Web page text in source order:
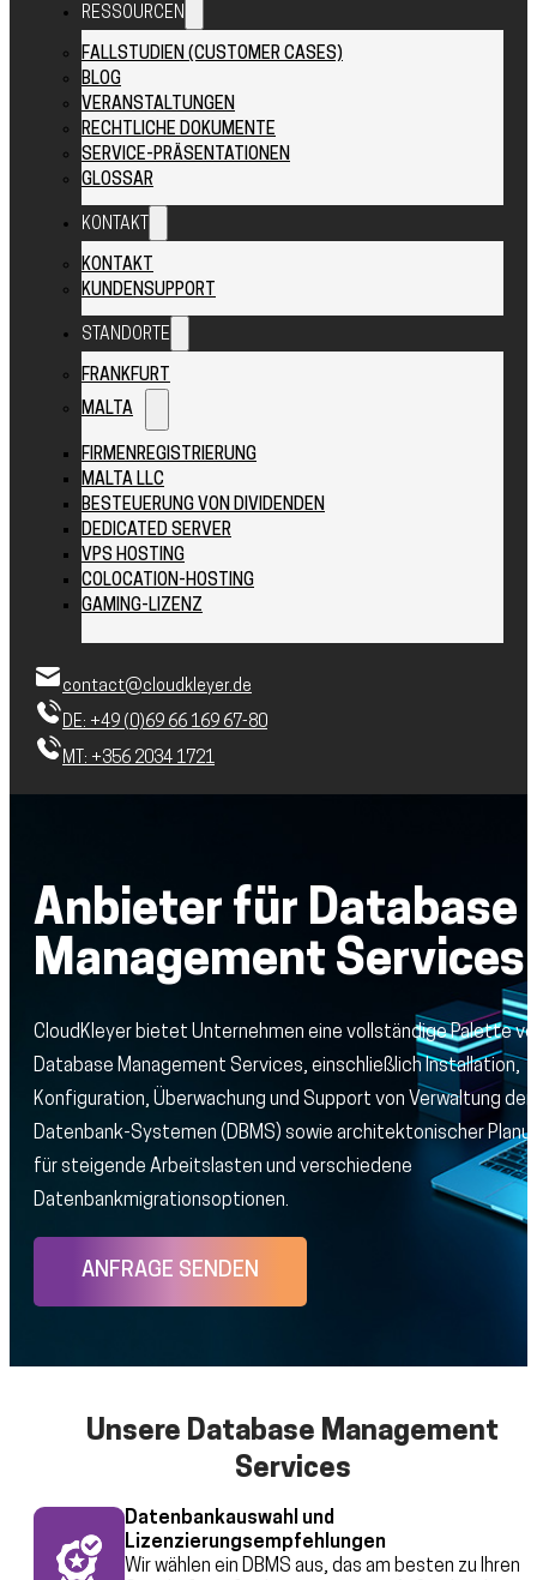
RESSOURCEN
FALLSTUDIEN (CUSTOMER CASES)
BLOG
VERANSTALTUNGEN
RECHTLICHE DOKUMENTE
SERVICE-PRÄSENTATIONEN
GLOSSAR
KONTAKT
KONTAKT
KUNDENSUPPORT
STANDORTE
FRANKFURT
MALTA
FIRMENREGISTRIERUNG
MALTA LLC
BESTEUERUNG VON DIVIDENDEN
DEDICATED SERVER
VPS HOSTING
COLOCATION-HOSTING
GAMING-LIZENZ
contact@cloudkleyer.de
DE: +49 (0)69 66 169 67-80
MT: +356 2034 1721
Anbieter für Database
Management Services
CloudKleyer bietet Unternehmen eine vollständige Palette
Database Management Services, einschließlich Installation,
Konfiguration, Überwachung und Support von Verwaltung der
Datenbank-Systemen (DBMS) sowie architektonischer
für steigende Arbeitslasten und verschiedene
Datenbankmigrationsoptionen.
ANFRAGE SENDEN
Unsere Database Management
Services
Datenbankauswahl und
Lizenzierungsempfehlungen
Wir wählen ein DBMS aus, das am besten zu Ihren